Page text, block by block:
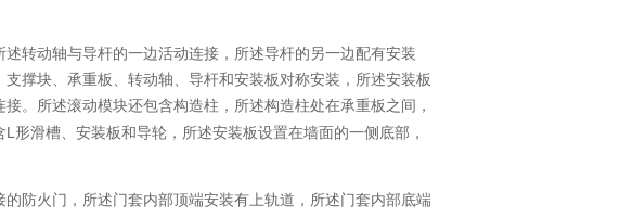
转动轴与导杆的一边活动连接，所述导杆的另一边配有安装
撑块、承重板、转动轴、导杆和安装板对称安装，所述安装板
。所述滚动模块还包含构造柱，所述构造柱处在承重板之间，
L 形滑槽、安装板和导轮，所述安装板设置在墙面的一侧底部，
防火门，所述门套内部顶端安装有上轨道，所述门套内部底端